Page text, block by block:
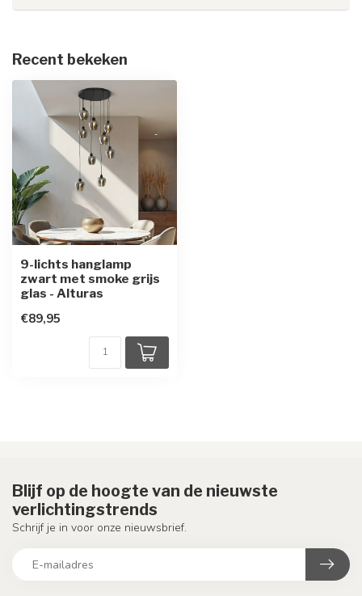
Recent bekeken
9-lichts hanglamp
zwart met smoke grijs
glas - Alturas
€89,95
Blijf op de hoogte van de nieuwste
verlichtingstrends
Schrijf je in voor onze nieuwsbrief.